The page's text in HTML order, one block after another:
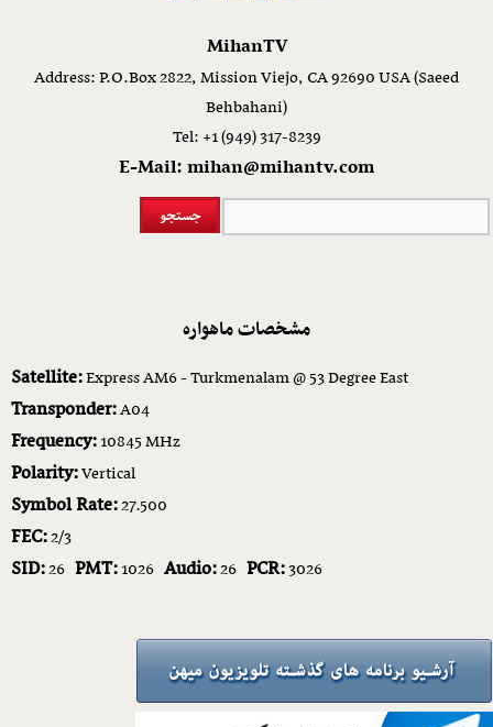
MihanTV
Address: P.O.Box 2822, Mission Viejo, CA 92690 USA (Saeed
Behbahani)
Tel: +1 (949) 317-8239
E-Mail: mihan@mihantv.com
مشخصات ماهواره
Satellite:Express AM6 - Turkmenalam @ 53 Degree East
Transponder:A04
Frequency:10845 MHz
Polarity:Vertical
Symbol Rate:27.500
FEC:2/3
SID:26 PMT:1026 Audio:26 PCR:3026